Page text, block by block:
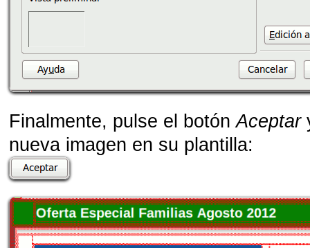
Finalmente, pulse el botónAceptar
nueva imagen en su plantilla: